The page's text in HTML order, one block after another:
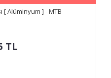
[ Alüminyum ] - MTB
TL